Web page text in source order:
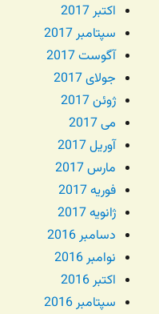
اکتبر 2017
سپتامبر 2017
آگوست 2017
جولای 2017
ژوئن 2017
می 2017
آوریل 2017
مارس 2017
فوریه 2017
ژانویه 2017
دسامبر 2016
نوامبر 2016
اکتبر 2016
سپتامبر 2016